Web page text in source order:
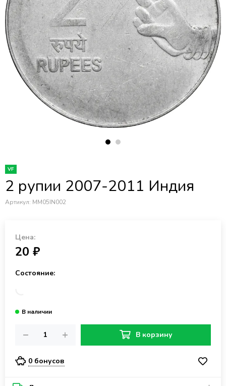
VF
2 рупии 2007-2011 Индия
Артикул: MM05IN002
Цена:
20 ₽
Состояние:
В корзину
0 бонусов